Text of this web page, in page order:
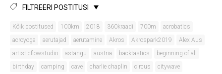
FILTREERI POSTITUSI
Kõik postitused 100km 2018 360kraadi 700m
acrobatics
acroyoga
aerutajad aerutamine Akros Akrospark2019
Alex Aus
artisticflowstudio
astangu austria backtastics
beginning of all
birthday
camping cave charlie chaplin circus
citywave